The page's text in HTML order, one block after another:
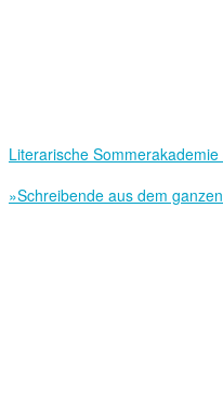
Literarische
»Schreibende aus dem